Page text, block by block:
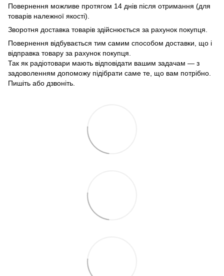
Повернення можливе протягом 14 днів після отримання (для
товарів належної якості).
Зворотня доставка товарів здійснюється за рахунок покупця.
Повернення відбувається тим самим способом доставки, що і
відправка товару за рахунок покупця.
Так як радіотовари мають відповідати вашим задачам — з
задоволенням допоможу підібрати саме те, що вам потрібно.
Пишіть або дзвоніть.